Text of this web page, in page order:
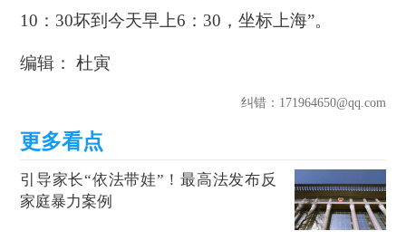
10：30坏到今天早上6：30，坐标上海”。
编辑： 杜寅
纠错：171964650@qq.com
引导家长“依法带娃”！最高法发布反
家庭暴力案例